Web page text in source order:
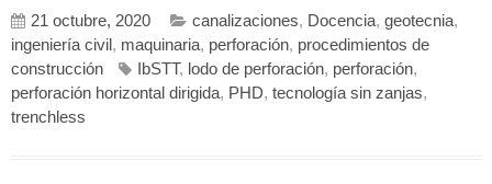
21 octubre, 2020 canalizaciones, Docencia, geotecnia,
ingeniería civil , maquinaria, perforación, procedimientos de
construcción
IbSTT, lodo de perforación, perforación,
perforación horizontal dirigida, PHD, tecnología sin zanjas,
trenchless